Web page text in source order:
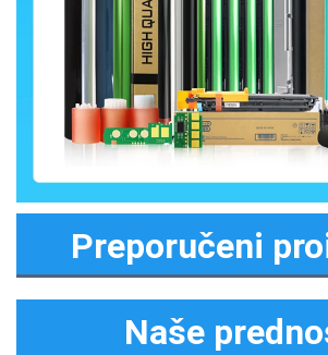
Preporučeni
Naše